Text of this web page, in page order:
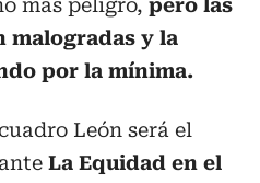
más peligro, pero las
malogradas y la
por la mínima.
León será el
La Equidad en el